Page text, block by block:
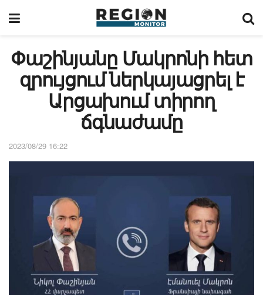
Փաշինյանը Մակրոնի հետ
զրույցում ներկայացրել է
Արցախում տիրող
ճգնաժամը
2023/08/29 16:22